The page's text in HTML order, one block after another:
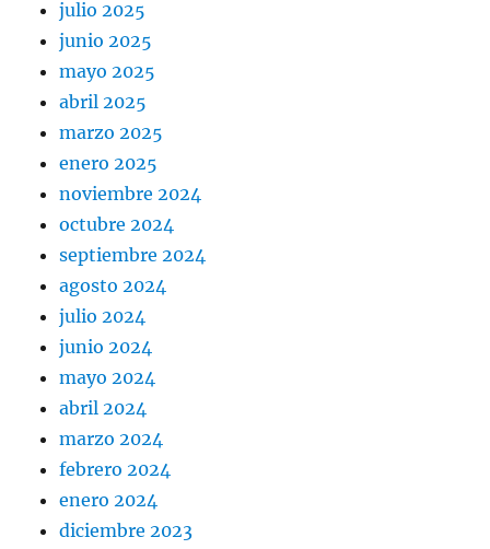
julio 2025
junio 2025
mayo 2025
abril 2025
marzo 2025
enero 2025
noviembre 2024
octubre 2024
septiembre 2024
agosto 2024
julio 2024
junio 2024
mayo 2024
abril 2024
marzo 2024
febrero 2024
enero 2024
diciembre 2023